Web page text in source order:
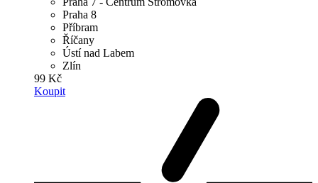
Praha 8
Příbram
Říčany
Ústí nad Labem
Zlín
99 Kč
Koupit